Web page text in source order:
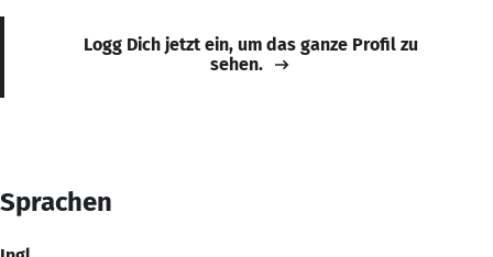
Logg Dich jetzt ein, um das ganze Profil zu
sehen.
Sprachen